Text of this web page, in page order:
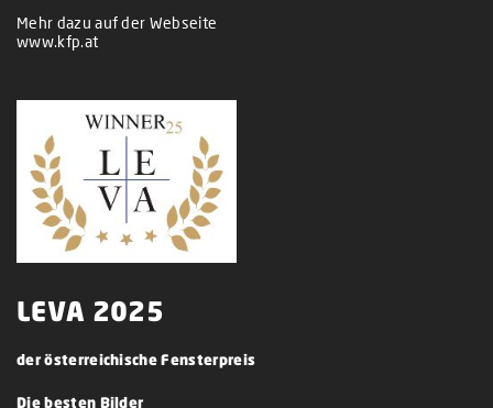
Mehr dazu auf der Webseite
www.kfp.at
LEVA 2025
der österreichische Fensterpreis
Die besten Bilder